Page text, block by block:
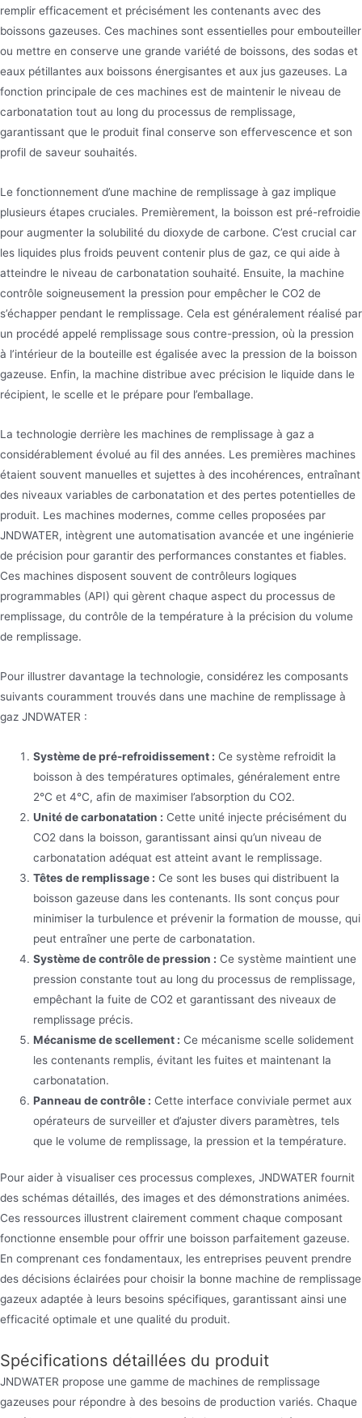
Machine d’embouteillage de soda
La machine Jndwater Soda Botling est un appareil
utilisé pour remplir de l’eau gazeuse et d’autres
boissons gazeuses. Il est largement utilisé dans
l’industrie de la production de boissons et
constitue une partie importante de la chaîne de
2000ml
remplir efficacement et précisément les contenants avec des
boissons gazeuses. Ces machines sont essentielles pour embouteiller
ou mettre en conserve une grande variété de boissons, des sodas et
eaux pétillantes aux boissons énergisantes et aux jus gazeuses. La
fonction principale de ces machines est de maintenir le niveau de
carbonatation tout au long du processus de remplissage,
garantissant que le produit final conserve son effervescence et son
profil de saveur souhaités.
Le fonctionnement d’une machine de remplissage à gaz implique
plusieurs étapes cruciales. Premièrement, la boisson est pré-refroidie
pour augmenter la solubilité du dioxyde de carbone. C’est crucial car
les liquides plus froids peuvent contenir plus de gaz, ce qui aide à
atteindre le niveau de carbonatation souhaité. Ensuite, la machine
contrôle soigneusement la pression pour empêcher le CO2 de
s’échapper pendant le remplissage. Cela est généralement réalisé par
un procédé appelé remplissage sous contre-pression, où la pression
à l’intérieur de la bouteille est égalisée avec la pression de la boisson
gazeuse. Enfin, la machine distribue avec précision le liquide dans le
récipient, le scelle et le prépare pour l’emballage.
La technologie derrière les machines de remplissage à gaz a
considérablement évolué au fil des années. Les premières machines
étaient souvent manuelles et sujettes à des incohérences, entraînant
des niveaux variables de carbonatation et des pertes potentielles de
produit. Les machines modernes, comme celles proposées par
JNDWATER, intègrent une automatisation avancée et une ingénierie
de précision pour garantir des performances constantes et fiables.
Ces machines disposent souvent de contrôleurs logiques
programmables (API) qui gèrent chaque aspect du processus de
remplissage, du contrôle de la température à la précision du volume
de remplissage.
Pour illustrer davantage la technologie, considérez les composants
suivants couramment trouvés dans une machine de remplissage à
gaz JNDWATER :
Système de pré-refroidissement : Ce système refroidit la
boisson à des températures optimales, généralement entre
2°C et 4°C, afin de maximiser l’absorption du CO2.
Unité de carbonatation : Cette unité injecte précisément du
CO2 dans la boisson, garantissant ainsi qu’un niveau de
carbonatation adéquat est atteint avant le remplissage.
Têtes de remplissage : Ce sont les buses qui distribuent la
boisson gazeuse dans les contenants. Ils sont conçus pour
minimiser la turbulence et prévenir la formation de mousse, qui
peut entraîner une perte de carbonatation.
Système de contrôle de pression : Ce système maintient une
pression constante tout au long du processus de remplissage,
empêchant la fuite de CO2 et garantissant des niveaux de
remplissage précis.
Mécanisme de scellement : Ce mécanisme scelle solidement
les contenants remplis, évitant les fuites et maintenant la
carbonatation.
Panneau de contrôle : Cette interface conviviale permet aux
opérateurs de surveiller et d’ajuster divers paramètres, tels
que le volume de remplissage, la pression et la température.
Pour aider à visualiser ces processus complexes, JNDWATER fournit
des schémas détaillés, des images et des démonstrations animées.
Ces ressources illustrent clairement comment chaque composant
fonctionne ensemble pour offrir une boisson parfaitement gazeuse.
En comprenant ces fondamentaux, les entreprises peuvent prendre
des décisions éclairées pour choisir la bonne machine de remplissage
gazeux adaptée à leurs besoins spécifiques, garantissant ainsi une
efficacité optimale et une qualité du produit.
Spécifications détaillées du produit
JNDWATER propose une gamme de machines de remplissage
gazeuses pour répondre à des besoins de production variés. Chaque